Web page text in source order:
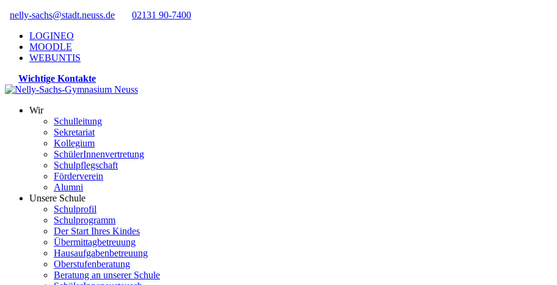
nelly-sachs@stadt.neuss.de
02131 90-7400
LOGINEO
MOODLE
WEBUNTIS
Wichtige Kontakte
Wir
Schulleitung
Sekretariat
Kollegium
SchülerInnenvertretung
Schulpflegschaft
Förderverein
Alumni
Unsere Schule
Schulprofil
Schulprogramm
Der Start Ihres Kindes
Übermittagbetreuung
Hausaufgabenbetreuung
Oberstufenberatung
Beratung an unserer Schule